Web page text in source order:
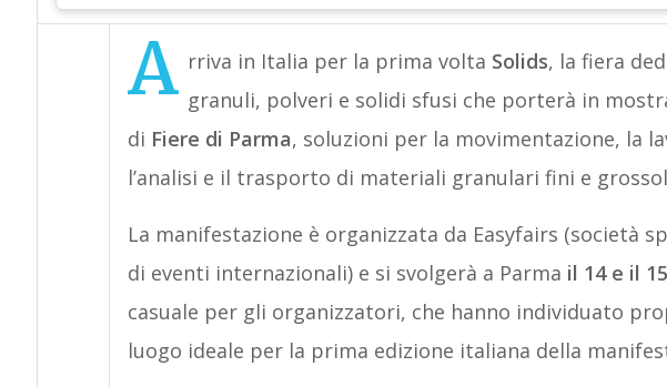
A rriva in Italia per la prima volta Solids, la fiera
granuli, polveri e solidi sfusi che porterà in
di Fiere di Parma, soluzioni per la movimentazione, la
l’analisi e il trasporto di materiali granulari fini e
La manifestazione è organizzata da Easyfairs (società
di eventi internazionali) e si svolgerà a Parma il 14 e il
casuale per gli organizzatori, che hanno individuato
luogo ideale per la prima edizione italiana della